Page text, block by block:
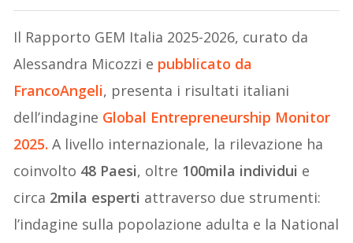
Il Rapporto GEM Italia 2025-2026, curato da
Alessandra Micozzi e pubblicato da
FrancoAngeli, presenta i risultati italiani
dell’indagine Global Entrepreneurship Monitor
2025. A livello internazionale, la rilevazione ha
coinvolto 48 Paesi, oltre 100mila individui e
circa 2mila esperti attraverso due strumenti:
l’indagine sulla popolazione adulta e la National